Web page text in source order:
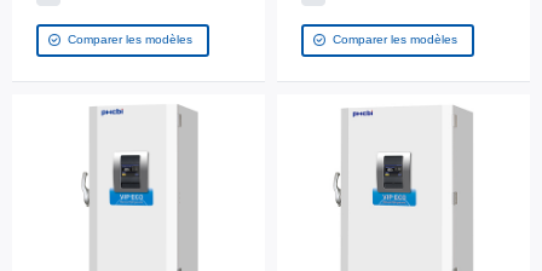
Comparer les modèles Comparer les modèles